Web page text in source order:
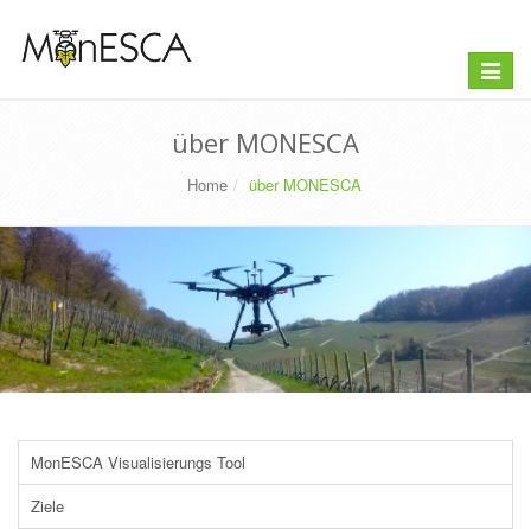
Toggle
über MONESCA
Home über MONESCA
MonESCA Visualisierungs Tool
Ziele